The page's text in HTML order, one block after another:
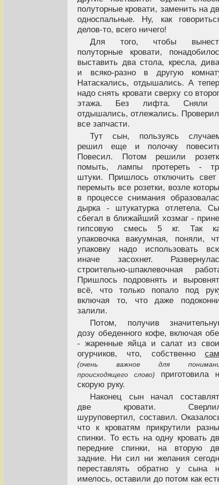
полуторные кровати, заменить на
односпальные. Ну, как
делов-то, всего ничего!
Для того, чтобы
полуторные кровати,
выставить два стола, кресла,
и всяко-разно в другую
Натаскались, отдышались. А
надо снять кровати сверху со
этажа. Без лифта. Сняли
отдышались, отлежались.
все запчасти.
Тут сын, пользуясь
решил еще и полочку
Повесил. Потом решили
помыть, лампы протереть -
штуки. Пришлось отключить
перемыть все розетки, возле
в процессе снимания
дырка - штукатурка отлетела.
сбегал в ближайший хозмаг -
гипсовую смесь 5 кг. Так
упаковочка вакуумная, поняли,
упаковку надо использовать
иначе засохнет.
строительно-шпаклевочная
Пришлось подровнять и
всё, что только попало под
включая то, что даже
залили.
Потом, получив
дозу обеденного кофе, включая
- жаренные яйца и салат из
огурчиков, что, собственно
(очень важное для
происходящего слово) приготовила
скорую руку.
Наконец сын начал
две кровати.
шуруповертил, составил.
что к кроватям прикрутили
спинки. То есть на одну кровать
передние спинки, на вторую
задние. Ни сил ни желания
переставлять обратно у сына
имелось, оставили до потом как